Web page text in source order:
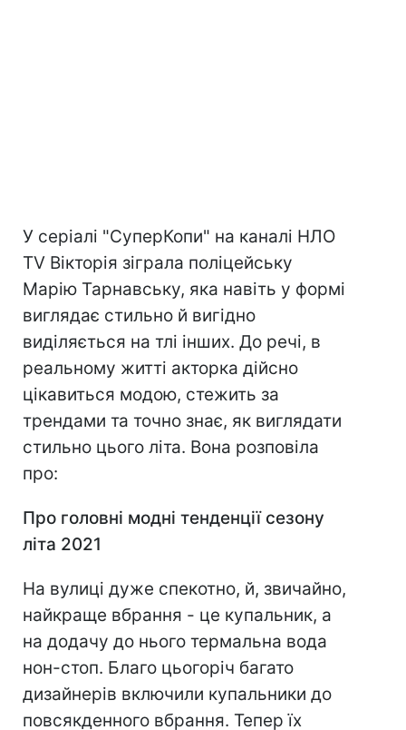
У серіалі "СуперКопи" на каналі НЛО
TV Вікторія зіграла поліцейську
Марію Тарнавську, яка навіть у формі
виглядає стильно й вигідно
виділяється на тлі інших. До речі, в
реальному житті акторка дійсно
цікавиться модою, стежить за
трендами та точно знає, як виглядати
стильно цього літа. Вона розповіла
про:
Про головні модні тенденції сезону
літа 2021
На вулиці дуже спекотно, й, звичайно,
найкраще вбрання - це купальник, а
на додачу до нього термальна вода
нон-стоп. Благо цьогоріч багато
дизайнерів включили купальники до
повсякденного вбрання. Тепер їх